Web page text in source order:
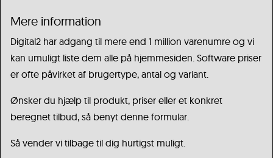
Mere information
Digital2 har adgang til mere end 1 million varenumre og vi
kan umuligt liste dem alle på hjemmesiden. Software priser
er ofte påvirket af brugertype, antal og variant.
Ønsker du hjælp til produkt, priser eller et konkret
beregnet tilbud, så benyt denne formular.
Så vender vi tilbage til dig hurtigst muligt.